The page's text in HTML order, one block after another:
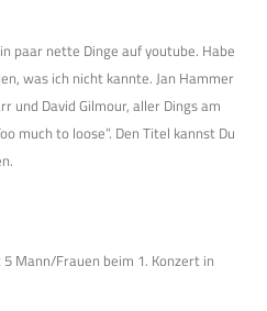
paar nette Dinge auf youtube. Habe
was ich nicht kannte. Jan Hammer
und David Gilmour, aller Dings am
much to loose”. Den Titel kannst Du
Mann/Frauen beim 1. Konzert in